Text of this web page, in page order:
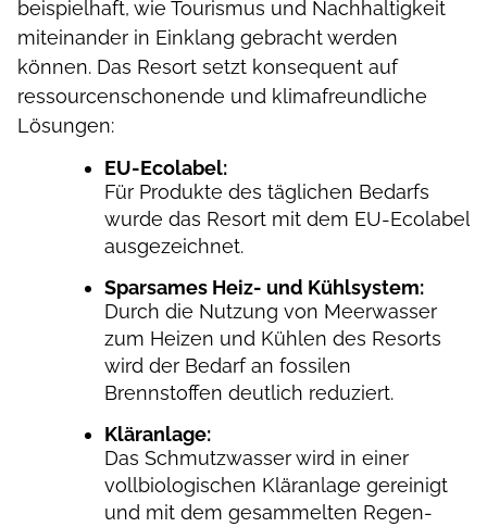
beispielhaft, wie Tourismus und Nachhaltigkeit
miteinander in Einklang gebracht werden
können. Das Resort setzt konsequent auf
ressourcenschonende und klimafreundliche
Lösungen:
EU-Ecolabel:
Für Produkte des täglichen Bedarfs
wurde das Resort mit dem EU-Ecolabel
ausgezeichnet.
Sparsames Heiz- und Kühlsystem:
Durch die Nutzung von Meerwasser
zum Heizen und Kühlen des Resorts
wird der Bedarf an fossilen
Brennstoffen deutlich reduziert.
Kläranlage:
Das Schmutzwasser wird in einer
vollbiologischen Kläranlage gereinigt
und mit dem gesammelten Regen-